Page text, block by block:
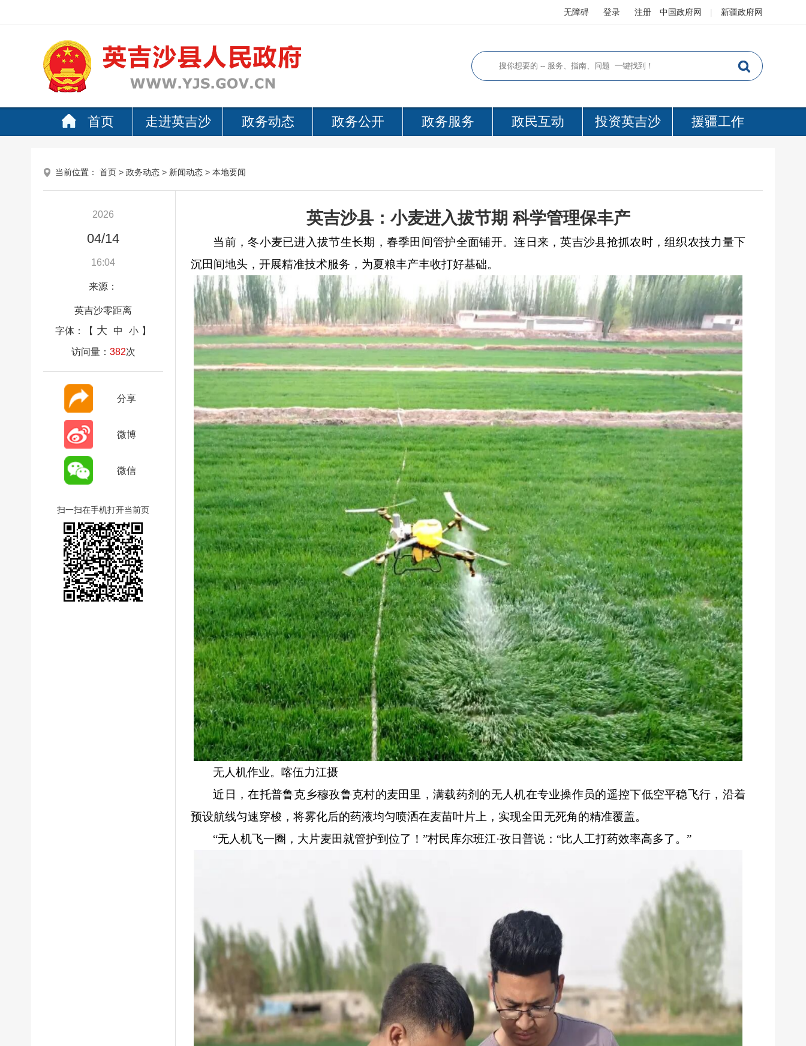
无障碍 登录 注册 中国政府网 | 新疆政府网
首页 走进英吉沙 政务动态 政务公开 政务服务 政民互动 投资英吉沙 援疆工作
当前位置： 首页 > 政务动态 > 新闻动态 > 本地要闻
2026
04/14
16:04
来源：
英吉沙零距离
字体：【 大 中 小 】
访问量： 382次
分享
微博
微信
扫一扫在手机打开当前页
英吉沙县：小麦进入拔节期 科学管理保丰产
当前，冬小麦已进入拔节生长期，春季田间管护全面铺开。连日来，英吉沙县抢抓农时，组织农技力量下
沉田间地头，开展精准技术服务，为夏粮丰产丰收打好基础。
无人机作业。喀伍力江摄
近日，在托普鲁克乡穆孜鲁克村的麦田里，满载药剂的无人机在专业操作员的遥控下低空平稳飞行，沿着
预设航线匀速穿梭，将雾化后的药液均匀喷洒在麦苗叶片上，实现全田无死角的精准覆盖。
“无人机飞一圈，大片麦田就管护到位了！”村民库尔班江·孜日普说：“比人工打药效率高多了。”